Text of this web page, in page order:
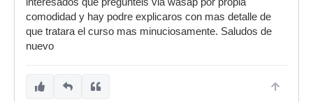
comodidad y hay podre explicaros con mas detalle de
que tratara el curso mas minuciosamente. Saludos de
nuevo